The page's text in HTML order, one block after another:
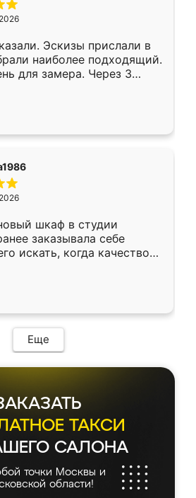
Эскизы прислали в
наиболее подходящий.
для замера. Через 3
уже готова. Остались
Спасибо Ренессанс
работу!
шкаф в студии
заказывала себе
искать, когда качеством
Служит кухня уже почти
нет.
Еще
ТАКСИ
САЛОНА
точки Москвы и
области!